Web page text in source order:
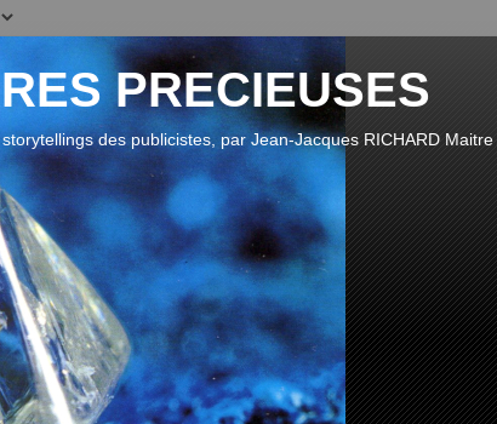
PRECIEUSES
des publicistes, par Jean-Jacques RICHARD